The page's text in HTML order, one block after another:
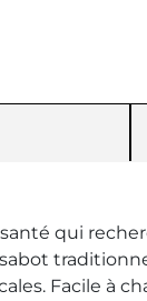
qui
Facile à